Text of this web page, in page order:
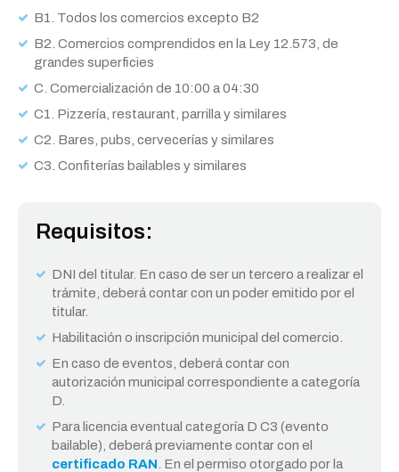
B1. Todos los comercios excepto B2
B2. Comercios comprendidos en la Ley 12.573, de
grandes superficies
C. Comercialización de 10:00 a 04:30
C1. Pizzería, restaurant, parrilla y similares
C2. Bares, pubs, cervecerías y similares
C3. Confiterías bailables y similares
Requisitos:
DNI del titular. En caso de ser un tercero a realizar el
trámite, deberá contar con un poder emitido por el
titular.
Habilitación o inscripción municipal del comercio.
En caso de eventos, deberá contar con
autorización municipal correspondiente a categoría
D.
Para licencia eventual categoría D C3 (evento
bailable), deberá previamente contar con el
certificado RAN . En el permiso otorgado por la